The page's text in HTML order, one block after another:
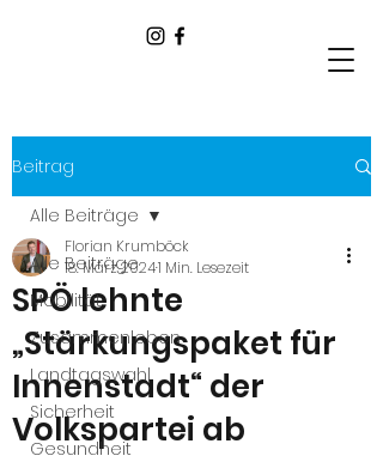
Beitrag
Alle Beiträge
Mobilität
Zusammenleben
Landtagswahl
Sicherheit
Gesundheit
Alle Beiträge
SPÖ lehnte
„Stärkungspaket für
Innenstadt“ der
Volkspartei ab
Florian Krumböck
18. März 20241 Min. Lesezeit